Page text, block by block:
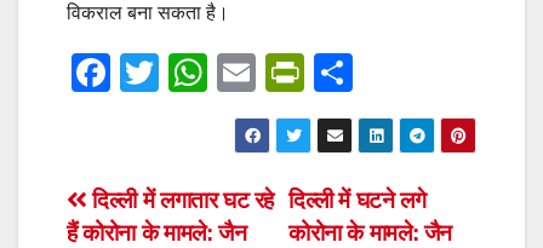
विकराल बना सकता है।
F
e
b
T
er
W
at
s
A
E
m
ail
Pr
in
tF
ri
e
h
ar
e
Post
दिल्ली में घटने लगे
कोरोना के मामले: जैन
दिल्ली में लगातार घट रहे
हैं कोरोना के मामले: जैन